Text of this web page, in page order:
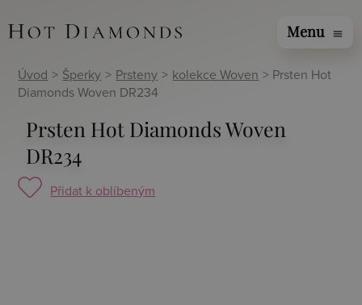
Menu menu
Úvod > Šperky > Prsteny > kolekce Woven > Prsten Hot
Diamonds Woven DR234
Prsten Hot Diamonds Woven
DR234
Přidat k oblíbeným